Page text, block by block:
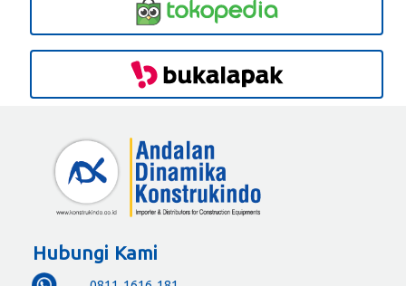
Hubungi Kami